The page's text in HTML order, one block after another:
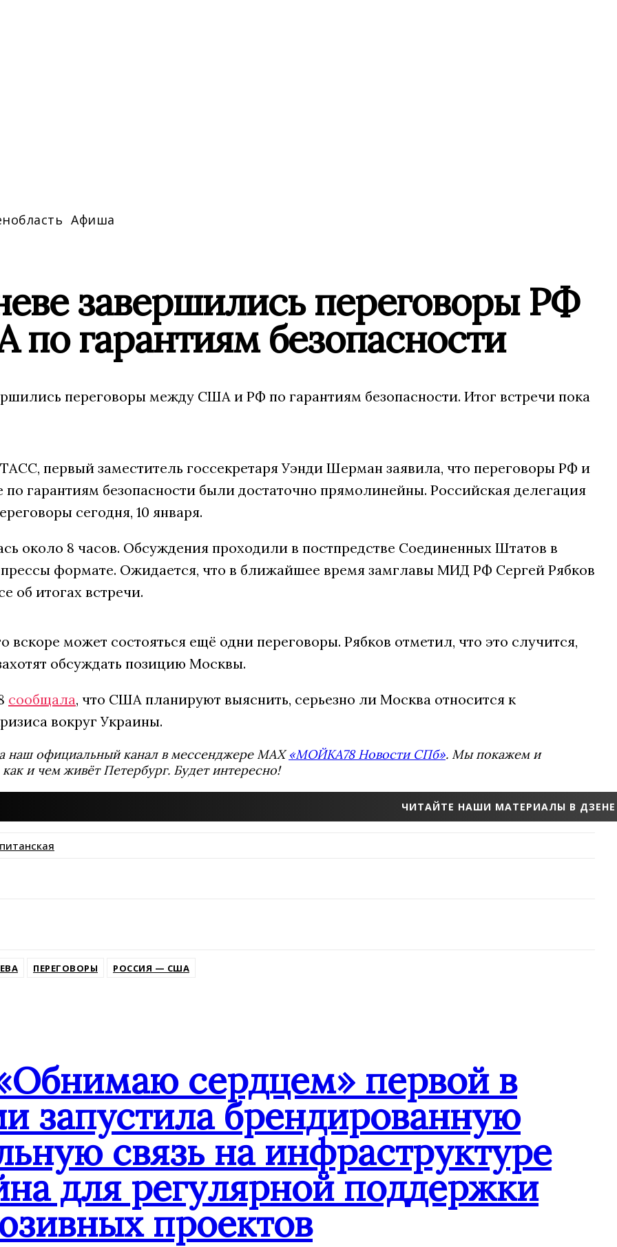
Афиша
завершились переговоры РФ
гарантиям безопасности
переговоры между США и РФ по гарантиям безопасности. Итог встречи пока
первый заместитель госсекретаря Уэнди Шерман заявила, что переговоры РФ и
гарантиям безопасности были достаточно прямолинейны. Российская делегация
сегодня, 10 января.
около 8 часов. Обсуждения проходили в постпредстве Соединенных Штатов в
формате. Ожидается, что в ближайшее время замглавы МИД РФ Сергей Рябков
об итогах встречи.
вскоре может состояться ещё одни переговоры. Рябков отметил, что это случится,
обсуждать позицию Москвы.
сообщала, что США планируют выяснить, серьезно ли Москва относится к
вокруг Украины.
наш официальный канал в мессенджере MAX«МОЙКА78 Новости СПб». Мы покажем и
и чем живёт Петербург. Будет интересно!
ЧИТАЙТЕ НАШИ МАТЕРИАЛЫ В ДЗЕНЕ
ПЕРЕГОВОРЫ РОССИЯ — США
сердцем» первой в
запустила брендированную
связь на инфраструктуре
для регулярной поддержки
проектов